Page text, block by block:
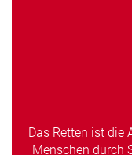
Das Retten ist die
Menschen durch